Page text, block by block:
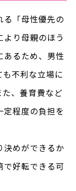
る「母性優先の
り母親のほう
あるため、男性
不利な立場に
、養育費など
程度の負担を
決めができるか
で好転できる可